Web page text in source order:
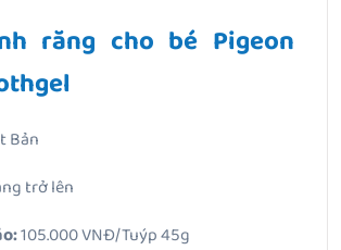
răng cho bé Pigeon
Bản
trở lên
105.000 VNĐ/Tuýp 45g